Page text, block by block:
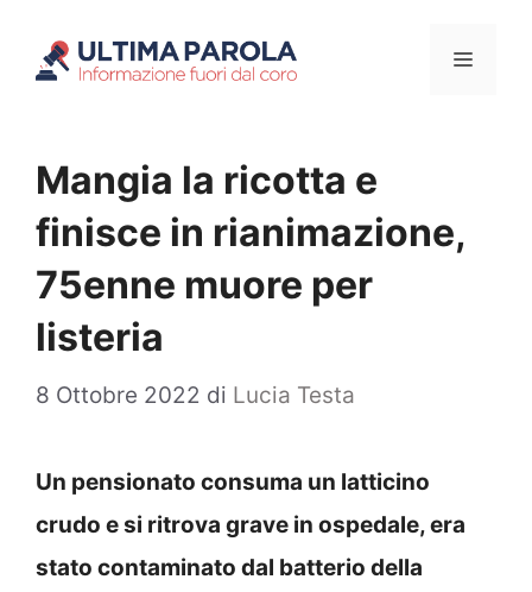
Menu
Mangia la ricotta e
finisce in rianimazione,
75enne muore per
listeria
8 Ottobre 2022 di Lucia Testa
Un pensionato consuma un latticino
crudo e si ritrova grave in ospedale, era
stato contaminato dal batterio della